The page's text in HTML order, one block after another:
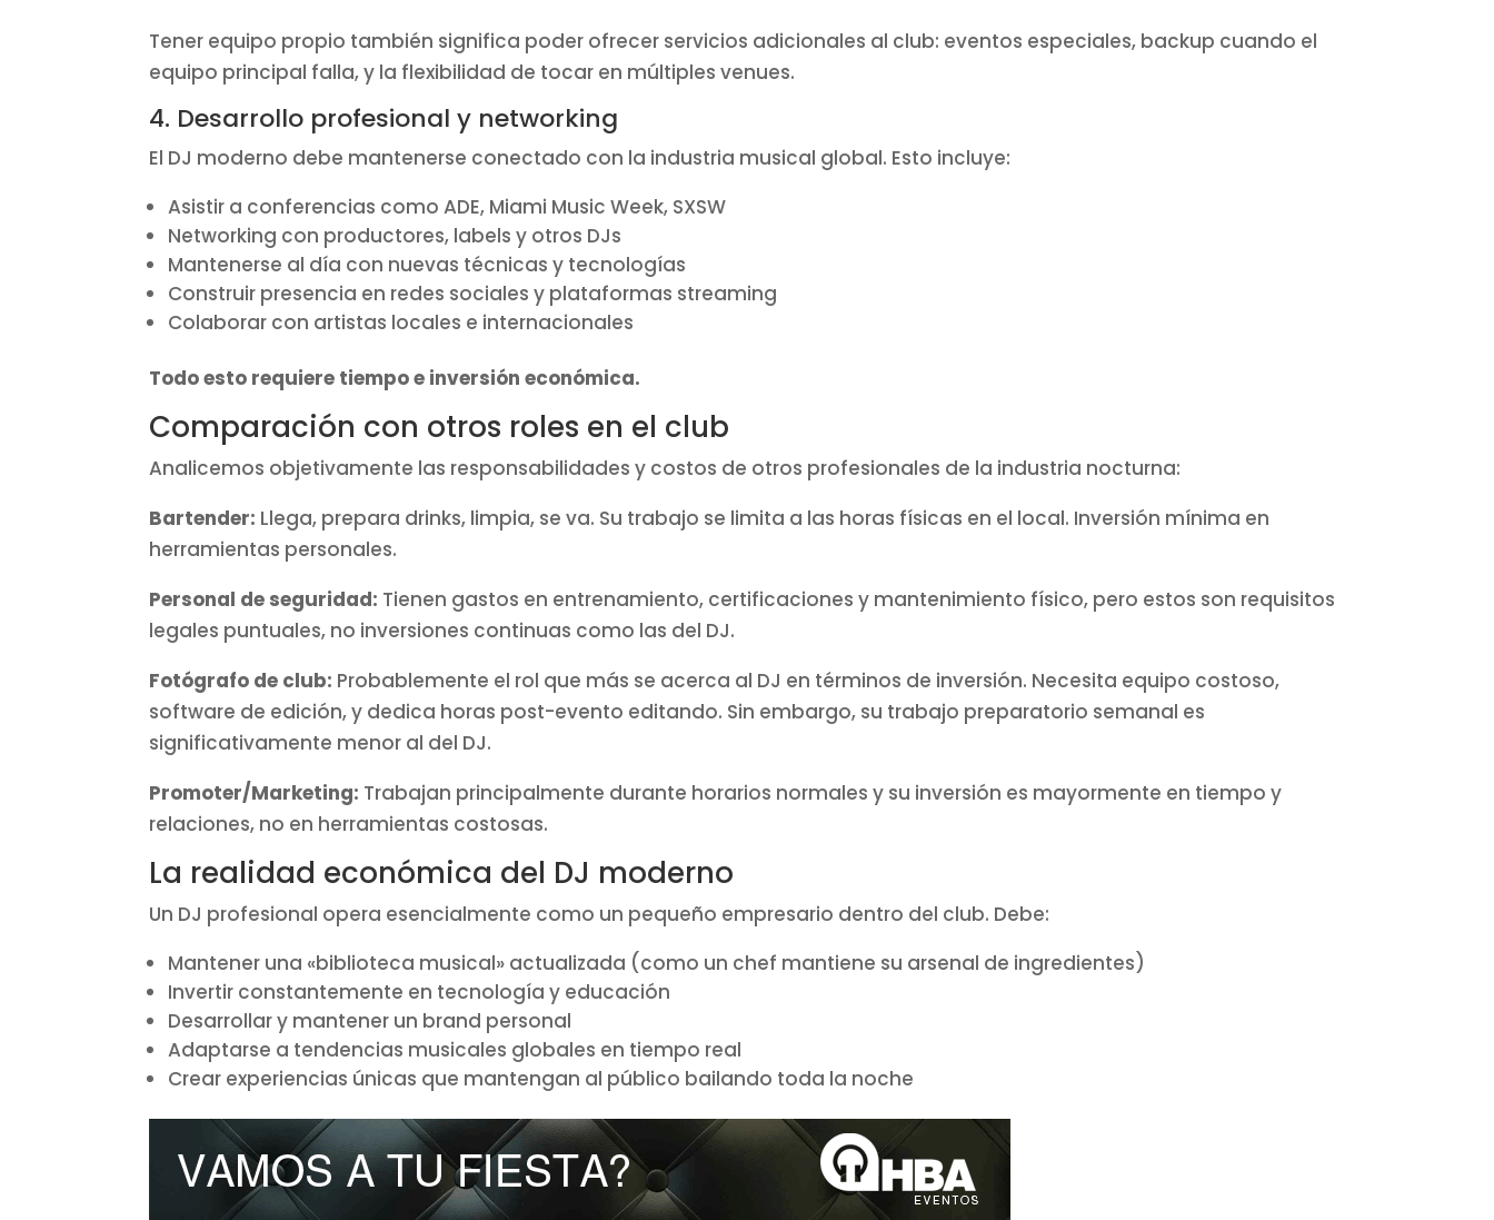
Tener equipo propio también significa poder ofrecer servicios adicionales al club: eventos especiales, backup cuando el
equipo principal falla, y la flexibilidad de tocar en múltiples venues.
4. Desarrollo profesional y networking
El DJ moderno debe mantenerse conectado con la industria musical global. Esto incluye:
Asistir a conferencias como ADE, Miami Music Week, SXSW
Networking con productores, labels y otros DJs
Mantenerse al día con nuevas técnicas y tecnologías
Construir presencia en redes sociales y plataformas streaming
Colaborar con artistas locales e internacionales
Todo esto requiere tiempo e inversión económica.
Comparación con otros roles en el club
Analicemos objetivamente las responsabilidades y costos de otros profesionales de la industria nocturna:
Bartender: Llega, prepara drinks, limpia, se va. Su trabajo se limita a las horas físicas en el local. Inversión mínima en
herramientas personales.
Personal de seguridad: Tienen gastos en entrenamiento, certificaciones y mantenimiento físico, pero estos son requisitos
legales puntuales, no inversiones continuas como las del DJ.
Fotógrafo de club: Probablemente el rol que más se acerca al DJ en términos de inversión. Necesita equipo costoso,
software de edición, y dedica horas post-evento editando. Sin embargo, su trabajo preparatorio semanal es
significativamente menor al del DJ.
Promoter/Marketing: Trabajan principalmente durante horarios normales y su inversión es mayormente en tiempo y
relaciones, no en herramientas costosas.
La realidad económica del DJ moderno
Un DJ profesional opera esencialmente como un pequeño empresario dentro del club. Debe:
Mantener una «biblioteca musical» actualizada (como un chef mantiene su arsenal de ingredientes)
Invertir constantemente en tecnología y educación
Desarrollar y mantener un brand personal
Adaptarse a tendencias musicales globales en tiempo real
Crear experiencias únicas que mantengan al público bailando toda la noche